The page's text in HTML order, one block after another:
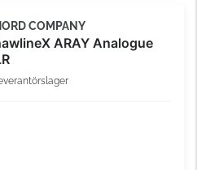
COMPANY
ARAY Analogue